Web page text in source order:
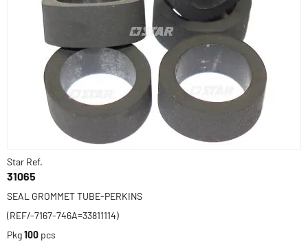
Star Ref.
31065
SEAL GROMMET TUBE-PERKINS
(REF/-7167-746A=33811114)
Pkg100 pcs